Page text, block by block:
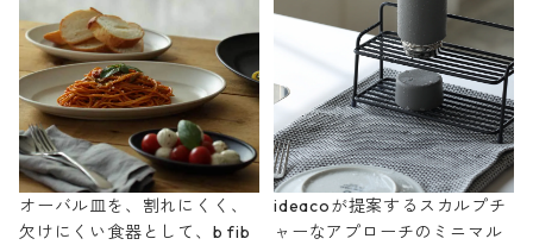
オーバル皿を、割れにくく、
欠けにくい食器として、b fib
ideacoが提案するスカルプチ
ャーなアプローチのミニマル